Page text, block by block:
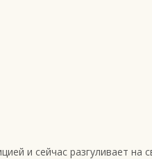
и сейчас разгуливает на